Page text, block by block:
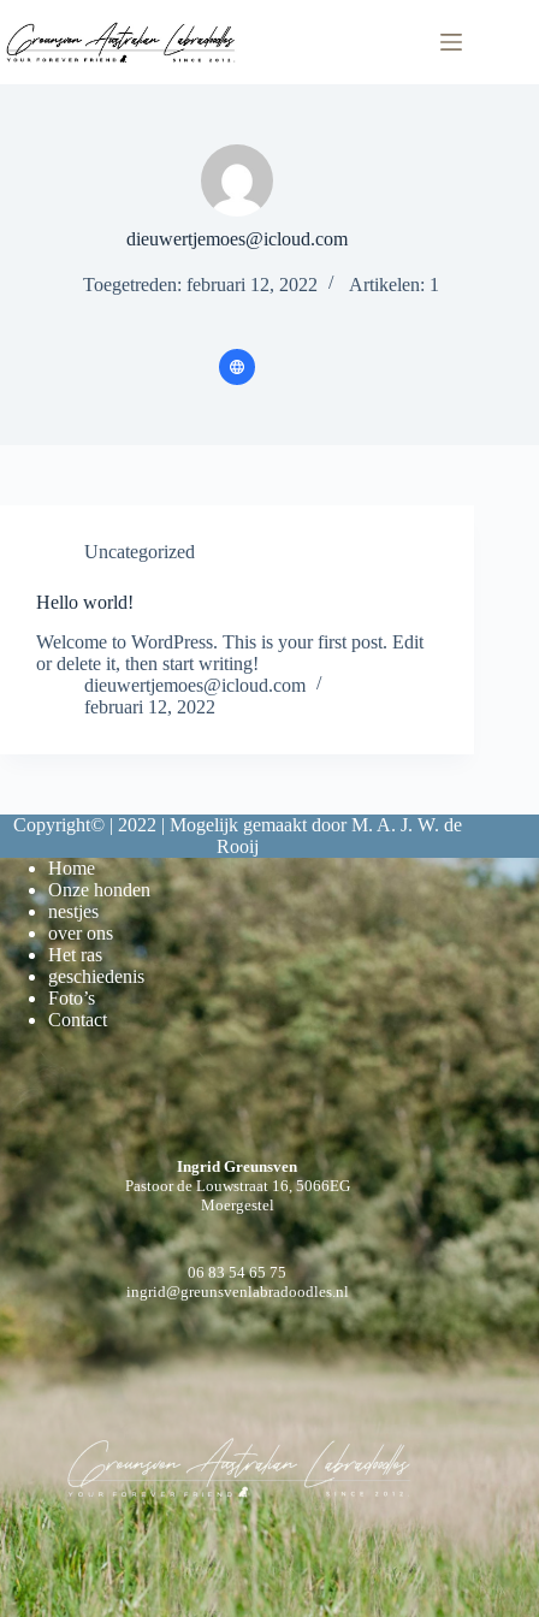
ras
dieuwertjemoes@icloud.com
Toegetreden: februari 12, 2022 Artikelen: 1
Uncategorized
Hello world!
Welcome to WordPress. This is your first post. Edit
or delete it, then start writing!
dieuwertjemoes@icloud.com
februari 12, 2022
Copyright© | 2022 | Mogelijk gemaakt door M. A. J. W. de
Rooij
Home
Onze honden
nestjes
over ons
Het ras
geschiedenis
Foto’s
Contact
Ingrid Greunsven
Pastoor de Louwstraat 16, 5066EG
Moergestel
06 83 54 65 75
ingrid@greunsvenlabradoodles.nl